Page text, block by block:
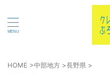
HOME >中部地方 >長野県 >